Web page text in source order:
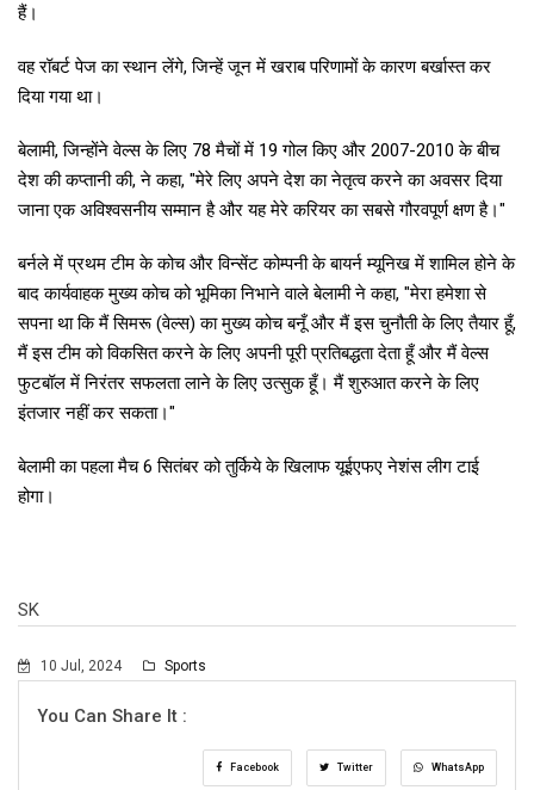
हैं।
वह रॉबर्ट पेज का स्थान लेंगे, जिन्हें जून में खराब परिणामों के कारण बर्खास्त कर
दिया गया था।
बेलामी, जिन्होंने वेल्स के लिए 78 मैचों में 19 गोल किए और 2007-2010 के बीच
देश की कप्तानी की, ने कहा, "मेरे लिए अपने देश का नेतृत्व करने का अवसर दिया
जाना एक अविश्वसनीय सम्मान है और यह मेरे करियर का सबसे गौरवपूर्ण क्षण है।"
बर्नले में प्रथम टीम के कोच और विन्सेंट कोम्पनी के बायर्न म्यूनिख में शामिल होने के
बाद कार्यवाहक मुख्य कोच को भूमिका निभाने वाले बेलामी ने कहा, "मेरा हमेशा से
सपना था कि मैं सिमरू (वेल्स) का मुख्य कोच बनूँ और मैं इस चुनौती के लिए तैयार हूँ,
मैं इस टीम को विकसित करने के लिए अपनी पूरी प्रतिबद्धता देता हूँ और मैं वेल्स
फुटबॉल में निरंतर सफलता लाने के लिए उत्सुक हूँ। मैं शुरुआत करने के लिए
इंतजार नहीं कर सकता।"
बेलामी का पहला मैच 6 सितंबर को तुर्किये के खिलाफ यूईएफए नेशंस लीग टाई
होगा।
SK
10 Jul, 2024 Sports
You Can Share It :
Facebook Twitter WhatsApp